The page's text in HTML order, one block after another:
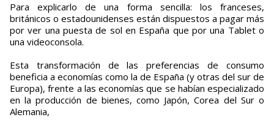
Para explicarlo de una forma sencilla: los franceses,
británicos o estadounidenses están dispuestos a pagar más
por ver una puesta de sol en España que por una Tablet o
una videoconsola.
Esta transformación de las preferencias de consumo
beneficia a economías como la de España (y otras del sur de
Europa), frente a las economías que se habían especializado
en la producción de bienes, como Japón, Corea del Sur o
Alemania,